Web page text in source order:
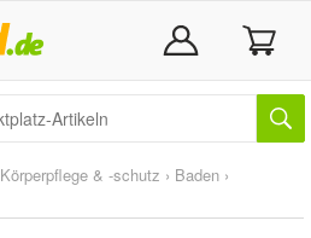
Körperpflege & -schutz › Baden ›